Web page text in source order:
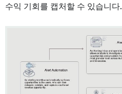
수익 기회를 캡처할 수 있습니다.